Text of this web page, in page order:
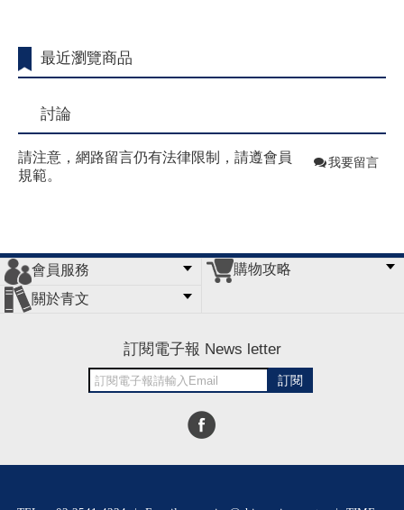
最近瀏覽商品
討論
請注意，網路留言仍有法律限制，請遵會員
規範。
我要留言
會員服務
會員辦法
客服信箱
隱私條款
網站導覽
購物攻略
關於青文
訂閱電子報 News letter
訂閱